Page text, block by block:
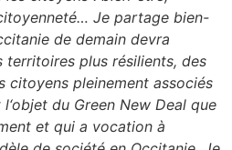
… Je partage bien-
de demain devra
plus résilients, des
citoyens pleinement associés
l‘objet du Green New Deal que
et qui a vocation à